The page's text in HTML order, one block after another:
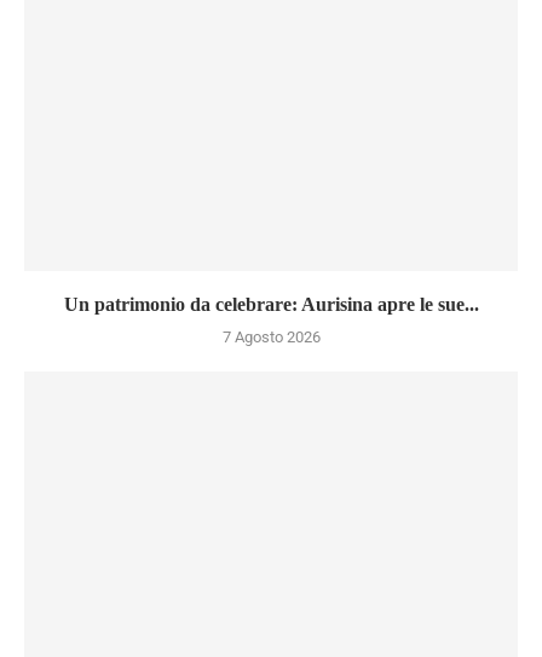
Un patrimonio da celebrare: Aurisina apre le sue...
7 Agosto 2026